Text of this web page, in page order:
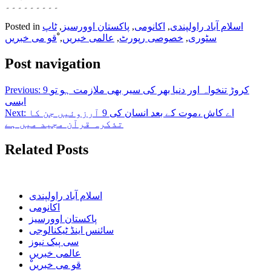
Posted in اسلام آباد راولپندی, اکانومی, پاکستان اوورسیز ,ٹاپ
سٹوری, خصوصی رپورٹ, عالمی خبریں,ْقو می خبریں
Post navigation
Previous: 9 کروڑ تنخواہ اور دنیا بھر کی سیر بھی ملازمت ہو تو
ایسی
Next: اے کاش ،موت کے بعد انسان کی 9 آرزوئیں جن کا
تذکرہ ﻗﺮﺁﻥ ﻣﺠﯿﺪ ﻣﯿﮟ ﮨﮯ
Related Posts
اسلام آباد راولپندی
اکانومی
پاکستان اوورسیز
سائنس اینڈ ٹیکنالوجی
سی پیک نیوز
عالمی خبریں
ْقو می خبریں